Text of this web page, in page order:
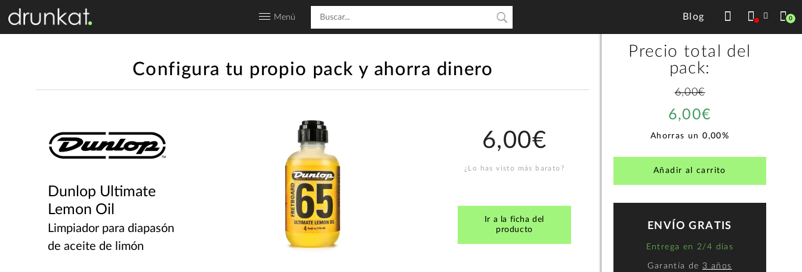
Menú Blog 0
Configura tu propio pack y ahorra dinero
Dunlop Ultimate
Lemon Oil
Limpiador para diapasón
de aceite de limón
6,00€
¿Lo has visto más barato?
Ir a la ficha del
producto
6,00€
Precio total del
pack:
6,00€
6,00€
Ahorras un0,00%
Añadir al carrito
ENVÍO GRATIS
Entrega en 2/4 días
Garantía de 3 años